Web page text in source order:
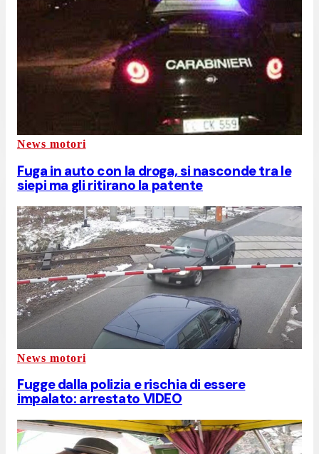
News motori
Fuga in auto con la droga, si nasconde tra le
siepi ma gli ritirano la patente
News motori
Fugge dalla polizia e rischia di essere
impalato: arrestato VIDEO